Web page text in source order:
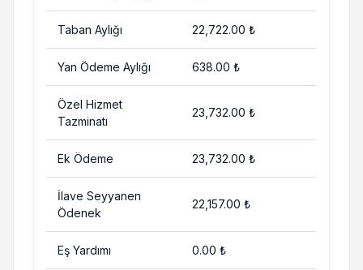
Taban Aylığı 22,722.00 ₺
Yan Ödeme Aylığı 638.00 ₺
Özel Hizmet
Tazminatı
23,732.00 ₺
Ek Ödeme 23,732.00 ₺
İlave Seyyanen
Ödenek
22,157.00 ₺
Eş Yardımı 0.00 ₺